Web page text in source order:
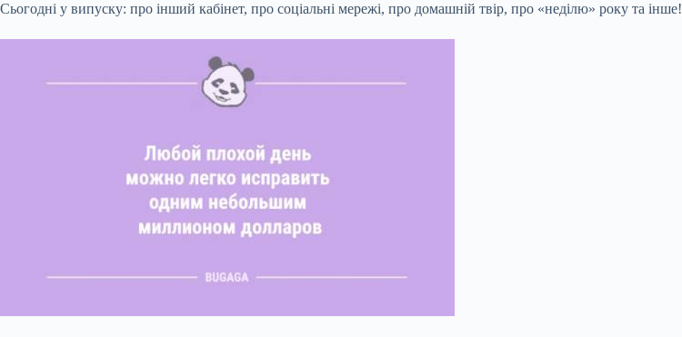
Сьогодні у випуску: про інший кабінет, про соціальні мережі, про домашній твір, про «неділю» року та інше!